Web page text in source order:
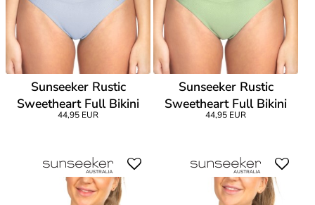
Sunseeker Rustic
Sweetheart Full Bikini
Panty
44,95 EUR
Sunseeker Rustic
Sweetheart Full Bikini
Panty
44,95 EUR